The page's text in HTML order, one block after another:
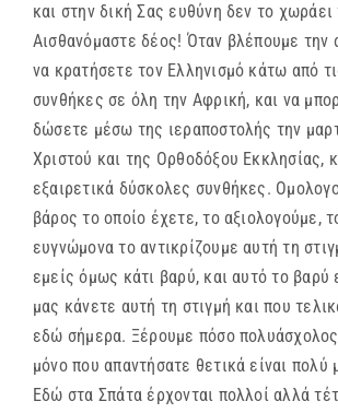
και στην δική Σας ευθύνη δεν το
Αισθανόμαστε δέος! Όταν βλέπουμε την
να κρατήσετε τον Ελληνισμό κάτω από
συνθήκες σε όλη την Αφρική, και να
δώσετε μέσω της ιεραποστολής την
Χριστού και της Ορθοδόξου Εκκλησίας,
εξαιρετικά δύσκολες συνθήκες.
βάρος το οποίο έχετε, το αξιολογούμε,
ευγνώμονα το αντικρίζουμε αυτή τη
εμείς όμως κάτι βαρύ, και αυτό το βαρύ
μας κάνετε αυτή τη στιγμή και που
εδώ σήμερα. Ξέρουμε πόσο πολυάσχολος
μόνο που απαντήσατε θετικά είναι πολύ
Εδώ στα Σπάτα έρχονται πολλοί αλλά